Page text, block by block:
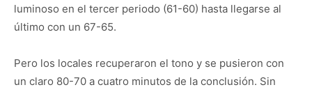
luminoso en el tercer periodo (61-60) hasta llegarse al
último con un 67-65.
Pero los locales recuperaron el tono y se pusieron con
un claro 80-70 a cuatro minutos de la conclusión. Sin